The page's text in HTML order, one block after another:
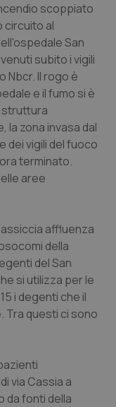
scoppiato
circuito al
San
subito i vigili
Nbcr. Il rogo è
e il fumo si è
struttura
la zona invasa dal
dei vigili del fuoco
terminato.
aree
affluenza
della
del San
si utilizza per le
i degenti che il
Tra questi ci sono
via Cassia a
da fonti della